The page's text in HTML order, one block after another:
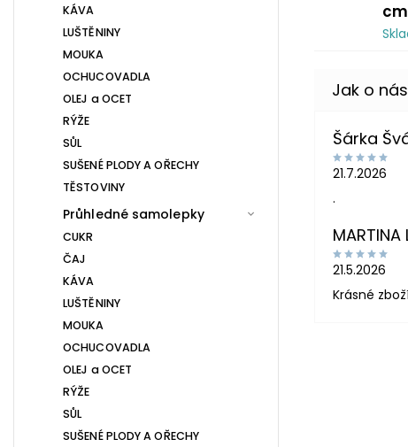
KÁVA
LUŠTĚNINY
MOUKA
OCHUCOVADLA
OLEJ a OCET
RÝŽE
SŮL
SUŠENÉ PLODY A OŘECHY
TĚSTOVINY
Průhledné samolepky
CUKR
ČAJ
KÁVA
LUŠTĚNINY
MOUKA
OCHUCOVADLA
OLEJ a OCET
RÝŽE
SŮL
SUŠENÉ PLODY A OŘECHY
Šárka
21.7.2026
.
MARTINA
21.5.2026
Krásné